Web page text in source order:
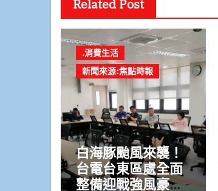
Related Post
.消費生活
新聞來源:焦點時報
白海豚颱風來襲！
台電台東區處全面
整備迎戰強風豪雨